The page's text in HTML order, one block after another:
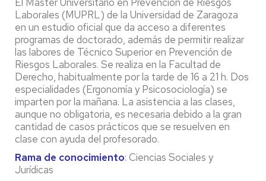
Laborales (MUPRL) de la Universidad de Zaragoza
en un estudio oficial que da acceso a diferentes
programas de doctorado, además de permitir realizar
las labores de Técnico Superior en Prevención de
Riesgos Laborales. Se realiza en la Facultad de
Derecho, habitualmente por la tarde de 16 a 21 h. Dos
especialidades (Ergonomía y Psicosociología) se
imparten por la mañana. La asistencia a las clases,
aunque no obligatoria, es necesaria debido a la gran
cantidad de casos prácticos que se resuelven en
clase con ayuda del profesorado.
Rama de conocimiento: Ciencias Sociales y
Jurídicas